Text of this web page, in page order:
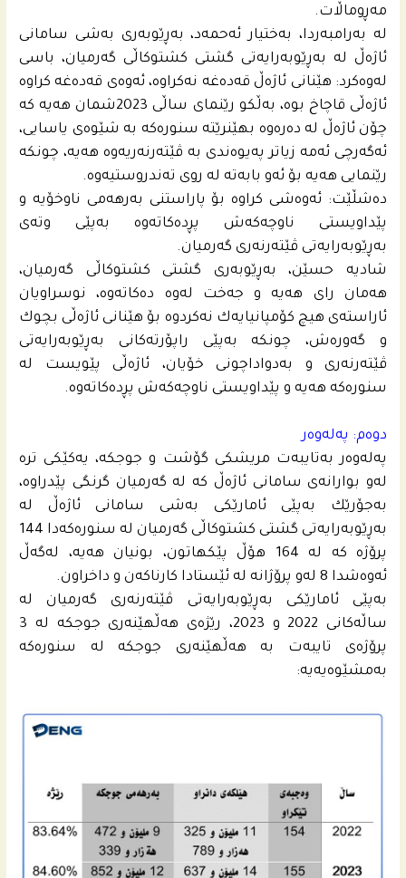
مه‌ڕوماڵات.
له‌ به‌رامبه‌ردا، به‌ختیار ئه‌حمه‌د، به‌ڕێوبه‌رى به‌شى سامانى
ئاژه‌ڵ له‌ به‌ڕێوبه‌رایه‌تى گشتى كشتوكاڵى گه‌رمیان، باسى
له‌وه‌كرد: هێنانى ئاژه‌ڵ قه‌ده‌غه‌ نه‌كراوه‌، ئه‌وه‌ى قه‌ده‌غه‌ كراوه‌
ئاژه‌ڵى قاچاخ بوه‌، به‌ڵكو رێنماى ساڵى 2023شمان هه‌یه‌ كه‌
چۆن ئاژه‌ڵ له‌ ده‌ره‌وه‌ بهێنرێته‌ سنوره‌كه‌ به‌ شێوه‌ى یاسایى،
ئه‌گه‌رچى ئه‌مه‌ زیاتر په‌یوه‌ندى به‌ ڤێته‌رنه‌ریه‌وه‌ هه‌یه‌، چونكه‌
رێنمایى هه‌یه‌ بۆ ئه‌و بابه‌ته‌ له‌ روى ته‌ندروستیه‌وه‌.
ده‌شڵێت: ئه‌وه‌شى كراوه‌ بۆ پاراستنى به‌رهه‌مى ناوخۆیه‌ و
پێداویستى ناوچه‌كه‌ش پڕده‌كاته‌وه‌ به‌پێى وته‌ى
به‌ڕێوبه‌رایه‌تى ڤێته‌رنه‌رى گه‌رمیان.
شادیه‌ حسێن، به‌ڕێوبه‌رى گشتى كشتوكاڵى گه‌رمیان،
هه‌مان راى هه‌یه‌ و جه‌خت له‌وه‌ ده‌كاته‌وه‌، نوسراویان
ئاراسته‌ى هیچ كۆمپانیایه‌ك نه‌كردوه‌ بۆ هێنانى ئاژه‌ڵى بچوك
و گه‌وره‌ش، چونكه‌ به‌پێى راپۆرته‌كانى به‌ڕێوبه‌رایه‌تى
ڤێته‌رنه‌رى و به‌دواداچونى خۆیان، ئاژه‌ڵى پێویست له‌
سنوره‌كه‌ هه‌یه‌ و پێداویستى ناوچه‌كه‌ش پڕده‌كاته‌وه‌.
دوه‌م: په‌له‌وه‌ر
په‌له‌وه‌ر به‌تایبه‌ت مریشكی گۆشت و جوجكه‌، یه‌كێكى تره‌
له‌و بوارانه‌ى سامانى ئاژه‌ڵ كه‌ له‌ گه‌رمیان گرنگى پێدراوه‌،
به‌جۆرێك به‌پێى ئامارێكى به‌شى سامانى ئاژه‌ڵ له‌
به‌ڕێوبه‌رایه‌تى گشتى كشتوكاڵى گه‌رمیان له‌ سنوره‌كه‌دا 144
پرۆژه‌ كه له‌ 164 هۆڵ پێكهاتون، بونیان هه‌یه‌، له‌گه‌ڵ
ئه‌وه‌شدا 8 له‌و پرۆژانه‌ له‌ ئێستادا كارناكه‌ن و داخراون.
به‌پێى ئامارێكى به‌ڕێوبه‌رایه‌تى ڤێته‌رنه‌رى گه‌رمیان لە
ساڵه‌كانى 2022 و 2023، رێژه‌ى هه‌ڵهێنه‌رى جوجكه‌ له‌ 3
پرۆژه‌ى تایبه‌ت به‌ هه‌ڵهێنه‌رى جوجكه‌ له‌ سنوره‌كه‌
به‌مشێوه‌یه‌یە: